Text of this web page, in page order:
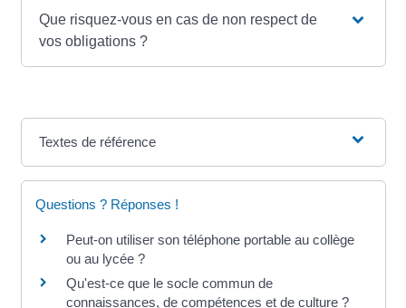
Que risquez-vous en cas de non respect de
vos obligations ?
Textes de référence
Questions ? Réponses !
Peut-on utiliser son téléphone portable au collège
ou au lycée ?
Qu'est-ce que le socle commun de
connaissances, de compétences et de culture ?